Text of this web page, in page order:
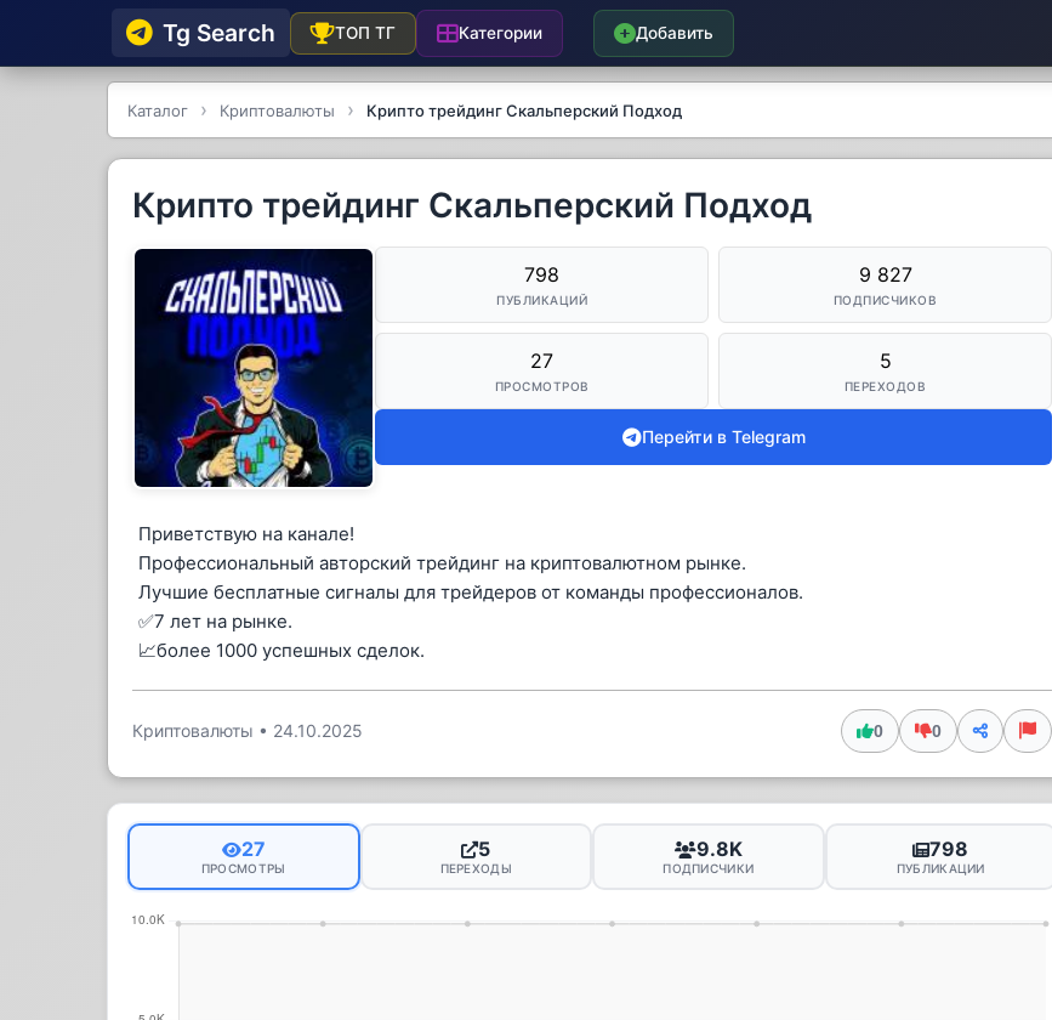
Tg Searсh ТОП ТГ Категории Добавить
Каталог Криптовалюты Крипто трейдинг Скальперский Подход
Крипто трейдинг Скальперский Подход
798
ПУБЛИКАЦИЙ
9 827
ПОДПИСЧИКОВ
27
ПРОСМОТРОВ
5
ПЕРЕХОДОВ
Перейти в Telegram
Приветствую на канале!
Профессиональный авторский трейдинг на криптовалютном рынке.
Лучшие бесплатные сигналы для трейдеров от команды профессионалов.
✅7 лет на рынке.
📈более 1000 успешных сделок.
Криптовалюты • 24.10.2025 0 0
27
ПРОСМОТРЫ
5
ПЕРЕХОДЫ
9.8K
ПОДПИСЧИКИ
798
ПУБЛИКАЦИИ